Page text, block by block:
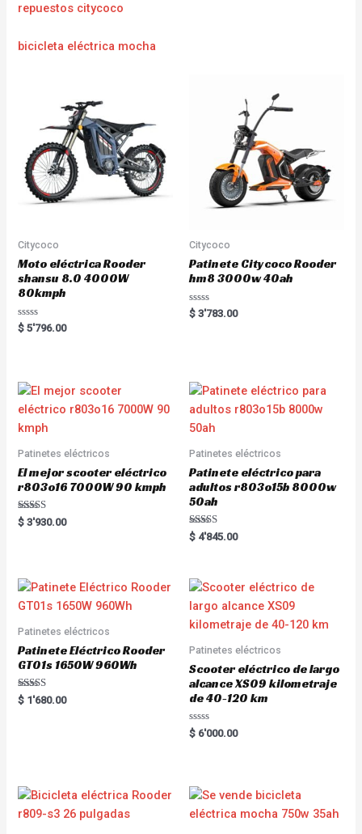
repuestos citycoco
bicicleta eléctrica mocha
Citycoco
Moto eléctrica Rooder
shansu 8.0 4000W
80kmph
R
a
o
u
o
f
5
$ 5'796.00
Citycoco
Patinete Citycoco Rooder
hm8 3000w 40ah
R
a
u
t
f
$ 3'783.00
Patinetes eléctricos
El mejor scooter eléctrico
r803o16 7000W 90 kmph
Rated
5.00
$ 3'930.00
Patinetes eléctricos
Patinete eléctrico para
adultos r803o15b 8000w
50ah
Rated
5.00
$ 4'845.00
Patinetes eléctricos
Patinete Eléctrico Rooder
GT01s 1650W 960Wh
Rated
5.00
$ 1'680.00
Patinetes eléctricos
Scooter eléctrico de largo
alcance XS09 kilometraje
de 40-120 km
R
a
o
u
t
o
$ 6'000.00